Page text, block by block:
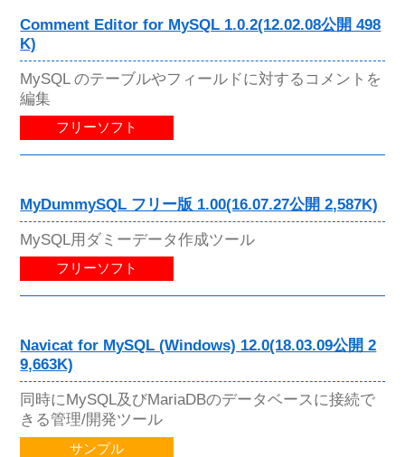
Comment Editor for MySQL 1.0.2(12.02.08公開 498
K)
MySQL のテーブルやフィールドに対するコメントを
編集
フリーソフト
MyDummySQL フリー版 1.00(16.07.27公開 2,587K)
MySQL用ダミーデータ作成ツール
フリーソフト
Navicat for MySQL (Windows) 12.0(18.03.09公開 2
9,663K)
同時にMySQL及びMariaDBのデータベースに接続で
きる管理/開発ツール
サンプル